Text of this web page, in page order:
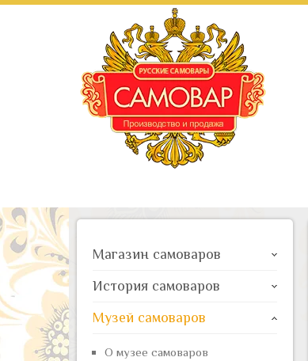
Магазин самоваров
История самоваров
Музей самоваров
О музее самоваров